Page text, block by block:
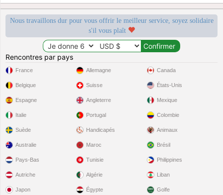
Nous travaillons dur pour vous offrir le meilleur service, soyez solidaire
s'il vous plaît
Rencontres par pays
France
Belgique
Espagne
Italie
Suède
Allemagne
Suisse
Angleterre
Portugal
Handicapés
Canada
États-Unis
Mexique
Colombie
Animaux
Australie
Pays-Bas
Autriche
Japon
Maroc
Tunisie
Algérie
Égypte
Brésil
Philippines
Liban
Golfe